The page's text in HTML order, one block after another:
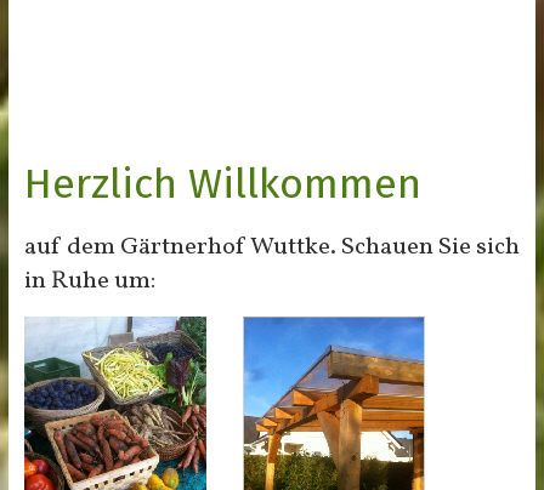
Herzlich Willkommen
auf dem Gärtnerhof Wuttke. Schauen Sie sich
in Ruhe um: